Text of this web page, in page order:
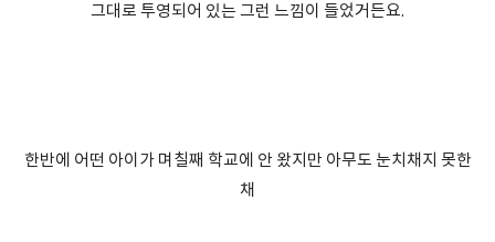
그대로 투영되어 있는 그런 느낌이 들었거든요.
한반에 어떤 아이가 며칠째 학교에 안 왔지만 아무도 눈치채지 못한
채